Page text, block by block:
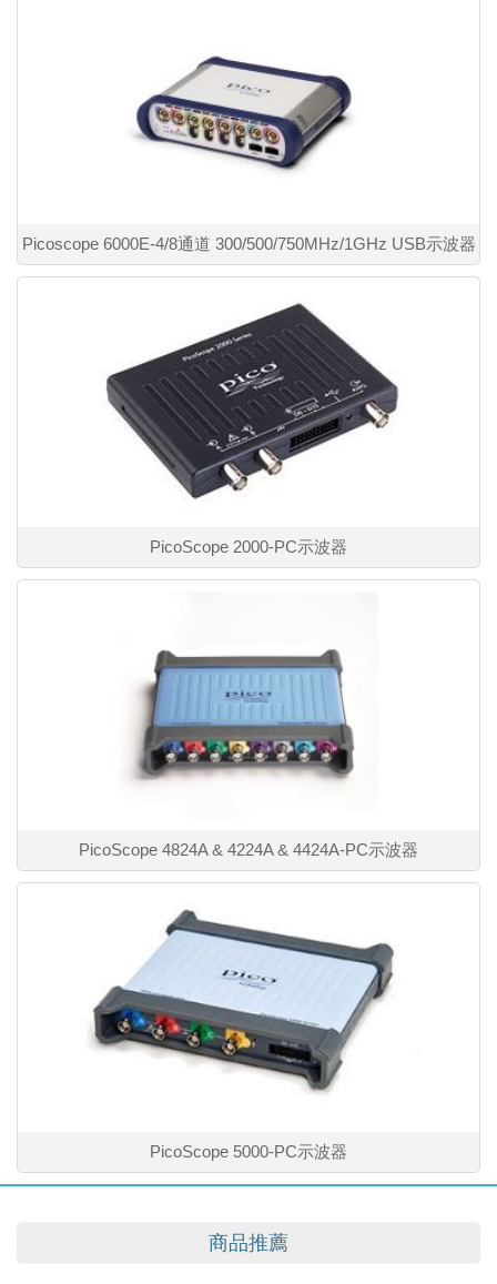
Picoscope 6000E-4/8通道 300/500/750MHz/1GHz USB示波器
PicoScope 2000-PC示波器
PicoScope 4824A & 4224A & 4424A-PC示波器
PicoScope 5000-PC示波器
商品推薦